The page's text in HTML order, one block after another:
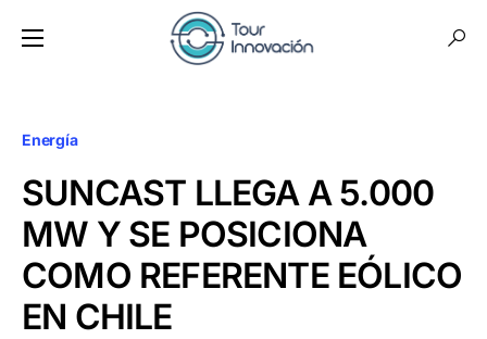
Energía
SUNCAST LLEGA A 5.000
MW Y SE POSICIONA
COMO REFERENTE EÓLICO
EN CHILE